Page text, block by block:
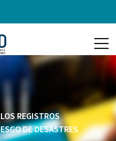
REGISTROS
DE DESASTRES